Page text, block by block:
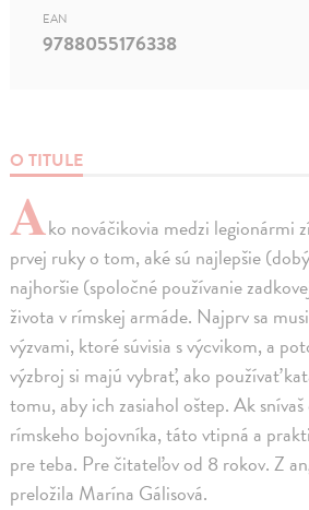
O TITULE
Ako nováčikovia medzi legionármi
prvej ruky o tom, aké sú najlepšie
najhoršie (spoločné používanie
života v rímskej armáde. Najprv sa
výzvami, ktoré súvisia s výcvikom, a
výzbroj si majú vybrať, ako používať
tomu, aby ich zasiahol oštep. Ak
rímskeho bojovníka, táto vtipná a
pre teba. Pre čitateľov od 8 rokov. Z
preložila Marína Gálisová.
EAN
9788055176338